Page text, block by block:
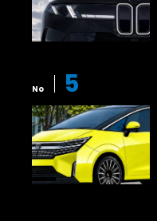
No 5